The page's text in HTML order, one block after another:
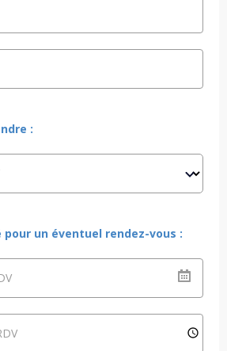
:
un éventuel rendez-vous :